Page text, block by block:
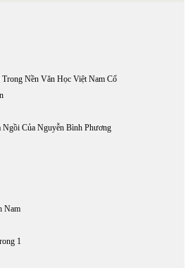
Nền Văn Học Việt Nam Cổ
Ngồi Của Nguyễn Bình Phương
Nam
1